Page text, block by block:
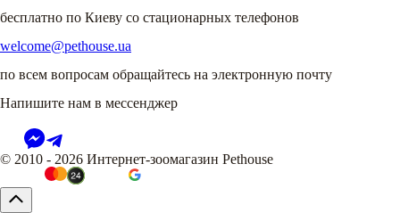
бесплатно по Киеву со стационарных телефонов
welcome@pethouse.ua
по всем вопросам обращайтесь на электронную почту
Напишите нам в мессенджер
© 2010 - 2026 Интернет-зоомагазин Pethouse